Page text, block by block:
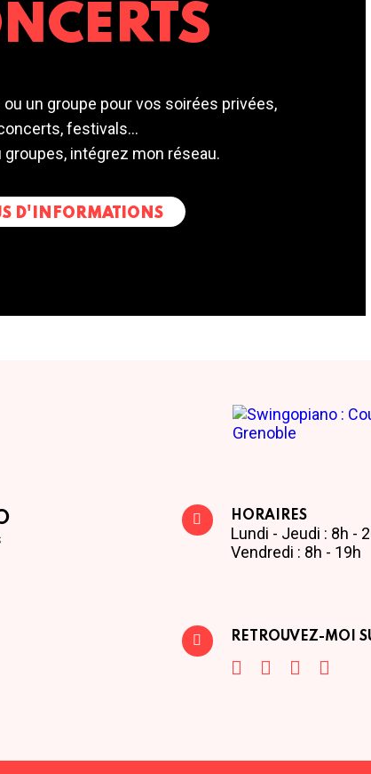
un groupe pour vos soirées privées,
festivals...
groupes, intégrez mon réseau.
D'INFORMATIONS
HORAIRES
Lundi - Jeudi : 8h -
Vendredi : 8h - 19h
RETROUVEZ-MOI